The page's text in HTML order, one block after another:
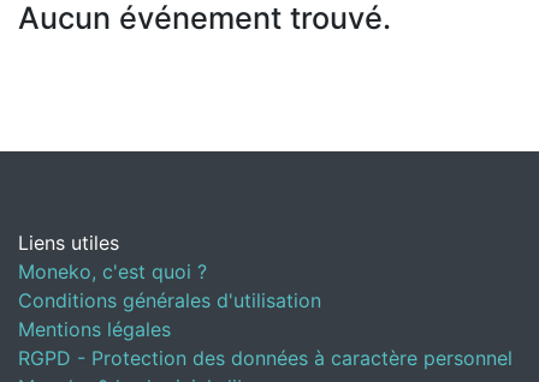
Aucun événement trouvé.
Liens utiles
Moneko, c'est quoi ?
Conditions générales d'utilisation
Mentions légales
RGPD - Protection des données à caractère personnel